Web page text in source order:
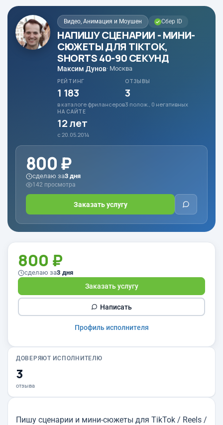
Видео, Анимация и Моушен Сбер ID
НАПИШУ СЦЕНАРИИ - МИНИ-
СЮЖЕТЫ ДЛЯ TIKTOK,
SHORTS 40-90 СЕКУНД
Максим Дунов· Москва
РЕЙТИНГ
1 183
в каталоге фрилансеров
ОТЗЫВЫ
3
3 полож., 0 негативных
НА САЙТЕ
12 лет
с 20.05.2014
800 ₽
сделаю за3 дня
142 просмотра
Заказать услугу
Пишу сценарии и мини-сюжеты для TikTok / Reels /
800 ₽
сделаю за3 дня
Заказать услугу
Написать
Профиль исполнителя
ДОВЕРЯЮТ ИСПОЛНИТЕЛЮ
3
отзыва